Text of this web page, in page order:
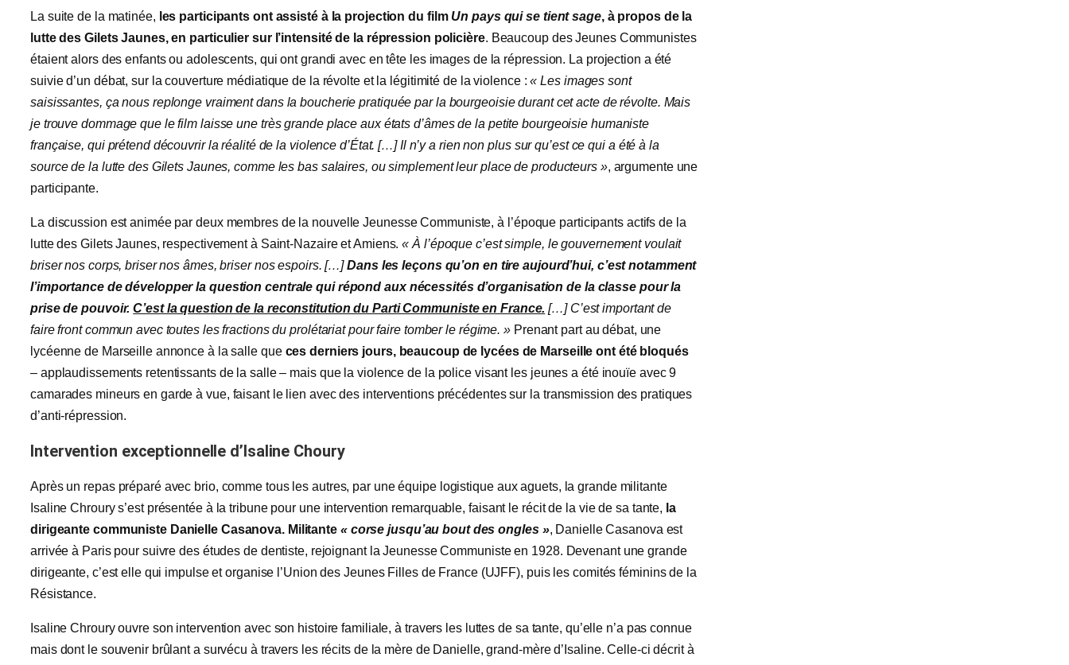
La suite de la matinée, les participants ont assisté à la projection du film Un pays qui se tient sage, à propos de la
lutte des Gilets Jaunes, en particulier sur l’intensité de la répression policière. Beaucoup des Jeunes Communistes
étaient alors des enfants ou adolescents, qui ont grandi avec en tête les images de la répression. La projection a été
suivie d’un débat, sur la couverture médiatique de la révolte et la légitimité de la violence :«Les imagessont
saisissantes, ça nous replonge vraiment dans la boucherie pratiquée par la bourgeoisie durant cet acte de révolte. Mais
je trouve dommage que le film laisse une très grande place aux états d’âmes de la petite bourgeoisie humaniste
française, qui prétend découvrir la réalité de la violence d’État. […] Il n’y a rien non plus sur qu’est ce qui a été à la
source de la lutte des Gilets Jaunes, comme les bas salaires, ou simplement leur place de producteurs », argumente une
participante.
La discussion est animée par deux membres de la nouvelle Jeunesse Communiste, à l’époque participants actifs de la
lutte des Gilets Jaunes, respectivement à Saint-Nazaire et Amiens.«À l’époque c’est simple, le gouvernement voulait
briser nos corps, briser nos âmes, briser nos espoirs. […]Dans les leçons qu’on en tire aujourd’hui, c’est notamment
l’importance de développer la question centrale qui répond aux nécessités d’organisation de la classe pour la
prise de pouvoir.C’est la question de la reconstitution du Parti Communiste en France. […] C’est important de
faire front commun avec toutes les fractions du prolétariat pour faire tomber le régime. » Prenant part au débat, une
lycéenne de Marseille annonce à la salle que ces derniers jours, beaucoup de lycées de Marseille ont été bloqués
– applaudissements retentissants de la salle – mais que la violence de la police visant les jeunes a été inouïe avec 9
camarades mineurs en garde à vue, faisant le lien avec des interventions précédentes sur la transmission des pratiques
d’anti-répression.
Intervention exceptionnelle d’Isaline Choury
Après un repas préparé avec brio, comme tous les autres, par une équipe logistique aux aguets, la grande militante
Isaline Chroury s’est présentée à la tribune pour une intervention remarquable, faisant le récit de la vie de sa tante, la
dirigeante communiste Danielle Casanova. Militante « corse jusqu’au bout des ongles », Danielle Casanova est
arrivée à Paris pour suivre des études de dentiste, rejoignant la Jeunesse Communiste en 1928. Devenant une grande
dirigeante, c’est elle qui impulse et organise l’Union des Jeunes Filles de France (UJFF), puis les comités féminins de la
Résistance.
Isaline Chroury ouvre son intervention avec son histoire familiale, à travers les luttes de sa tante, qu’elle n’a pas connue
mais dont le souvenir brûlant a survécu à travers les récits de la mère de Danielle, grand-mère d’Isaline. Celle-ci décrit à